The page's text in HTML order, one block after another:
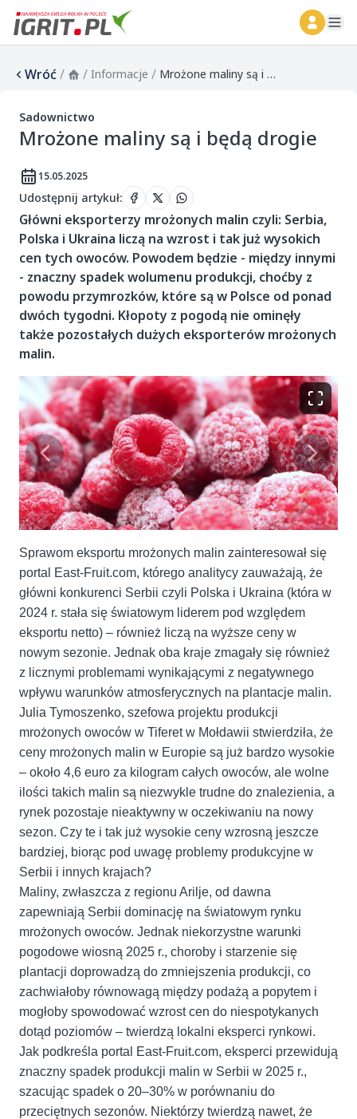
Wróć/ / Informacje / Mrożone maliny są i będą drogie
Sadownictwo
Mrożone maliny są i będą drogie
15.05.2025
Udostępnij artykuł:
Główni eksporterzy mrożonych malin czyli: Serbia,
Polska i Ukraina liczą na wzrost i tak już wysokich
cen tych owoców. Powodem będzie - między innymi
- znaczny spadek wolumenu produkcji, choćby z
powodu przymrozków, które są w Polsce od ponad
dwóch tygodni. Kłopoty z pogodą nie ominęły
także pozostałych dużych eksporterów mrożonych
malin.
Sprawom eksportu mrożonych malin zainteresował się
portal East-Fruit.com, którego analitycy zauważają, że
główni konkurenci Serbii czyli Polska i Ukraina (która w
2024 r. stała się światowym liderem pod względem
eksportu netto) – również liczą na wyższe ceny w
nowym sezonie. Jednak oba kraje zmagały się również
z licznymi problemami wynikającymi z negatywnego
wpływu warunków atmosferycznych na plantacje malin.
Julia Tymoszenko, szefowa projektu produkcji
mrożonych owoców w Tiferet w Mołdawii stwierdziła, że
ceny mrożonych malin w Europie są już bardzo wysokie
– około 4,6 euro za kilogram całych owoców, ale wolne
ilości takich malin są niezwykle trudne do znalezienia, a
rynek pozostaje nieaktywny w oczekiwaniu na nowy
sezon. Czy te i tak już wysokie ceny wzrosną jeszcze
bardziej, biorąc pod uwagę problemy produkcyjne w
Serbii i innych krajach?
Maliny, zwłaszcza z regionu Arilje, od dawna
zapewniają Serbii dominację na światowym rynku
mrożonych owoców. Jednak niekorzystne warunki
pogodowe wiosną 2025 r., choroby i starzenie się
plantacji doprowadzą do zmniejszenia produkcji, co
zachwiałoby równowagą między podażą a popytem i
mogłoby spowodować wzrost cen do niespotykanych
dotąd poziomów – twierdzą lokalni eksperci rynkowi.
Jak podkreśla portal East-Fruit.com, eksperci przewidują
znaczny spadek produkcji malin w Serbii w 2025 r.,
szacując spadek o 20–30% w porównaniu do
przeciętnych sezonów. Niektórzy twierdzą nawet, że